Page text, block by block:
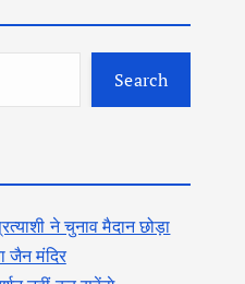
Search
ने चुनाव मैदान छोड़ा
जैन मंदिर